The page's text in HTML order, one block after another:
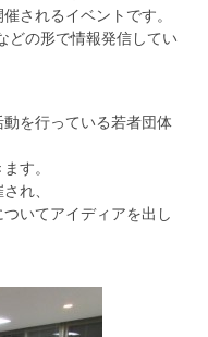
されるイベントです。
どの形で情報発信してい
を行っている若者団体
す。
れ、
いてアイディアを出し